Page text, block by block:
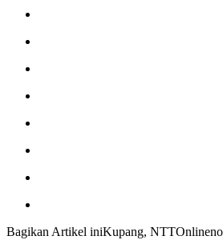
Bagikan Artikel iniKupang,